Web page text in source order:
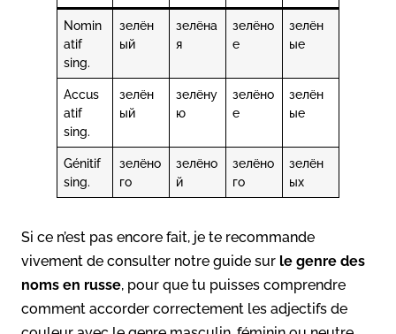
Nomin
atif
sing.
зелён
ый
зелёна
я
зелёно
е
зелён
ые
Accus
atif
sing.
зелён
ый
зелёну
ю
зелёно
е
зелён
ые
Génitif
sing.
зелёно
го
зелёно
й
зелёно
го
зелён
ых
Si ce n’est pas encore fait, je te recommande
vivement de consulter notre guide sur le genre des
noms en russe, pour que tu puisses comprendre
comment accorder correctement les adjectifs de